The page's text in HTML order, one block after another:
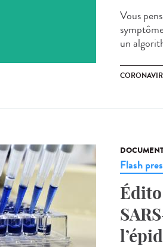
Vous
un
Flash